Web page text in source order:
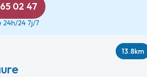
02 47
24h/24 7j/7
13.8km